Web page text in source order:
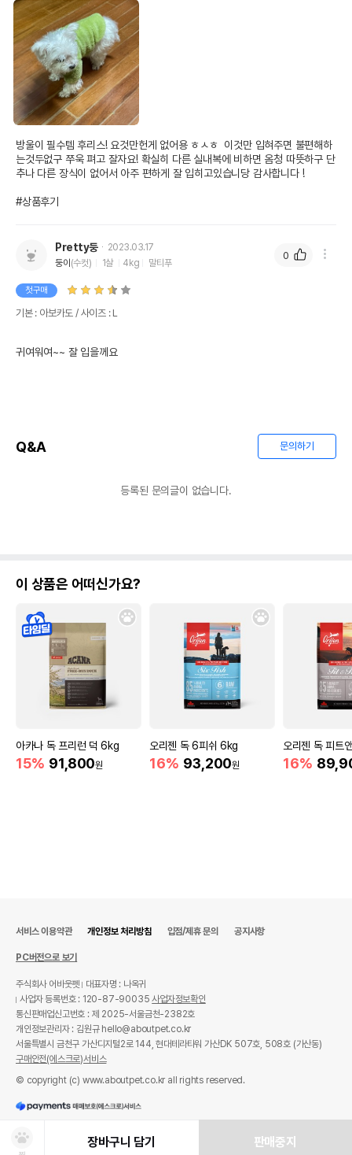
방울이 필수템 후리스! 요것만헌게 없어용 ㅎㅅㅎ  이것만 입혀주면 불편해하
는것두없구 쭈욱 펴고 잘자요! 확실히 다른 실내복에 비하면 옴청 따뜻하구 단
추나 다른 장식이 없어서 아주 편하게 잘 입히고있습니당 감사합니다 !
#상품후기
Pretty둥
2023.03.17
둥이 (수컷) 1살 4kg 말티푸
첫구매
기본 : 아보카도 / 사이즈 : L
귀여워여~~ 잘 입을께요
0
Q&A 문의하기
등록된 문의글이 없습니다.
이 상품은 어떠신가요?
아카나 독 프리런 덕 6kg
15% 91,800원
오리젠 독 6피쉬 6kg
16% 93,200원
오리젠 독 피트
16%
장바구니 담기 판매중지
서비스 이용약관 개인정보 처리방침 입점/제휴 문의 공지사항
PC버전으로 보기
주식회사 어바웃펫
대표자명 : 나옥귀
사업자 등록번호 : 120-87-90035사업자정보확인
통신판매업신고번호 : 제 2025-서울금천-2382호
개인정보관리자 : 김원규 hello@aboutpet.co.kr
서울특별시 금천구 가산디지털2로 144, 현대테라타워 가산DK 507호, 508호 (가산동)
구매안전(에스크로)서비스
© copyright (c) www.aboutpet.co.kr all rights reserved.